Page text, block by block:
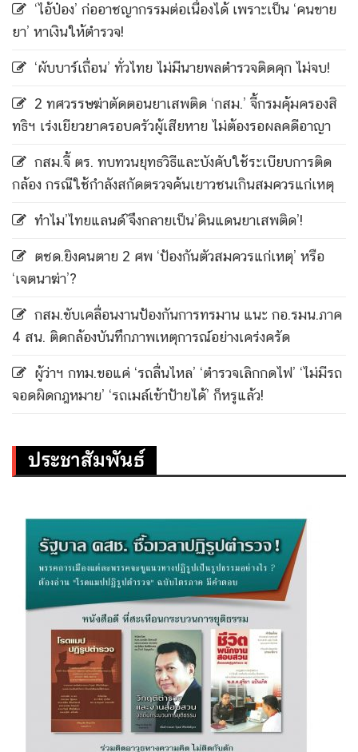
‘ไอ้ป๋อง’ ก่ออาชญากรรมต่อเนื่องได้ เพราะเป็น ‘คนขาย
ยา’ หาเงินให้ตำรวจ!
‘ผับบาร์เถื่อน’ ทั่วไทย ไม่มีนายพลตำรวจติดคุก ไม่จบ!
2 ทศวรรษฆ่าตัดตอนยาเสพติด ‘กสม.’ จี้กรมคุ้มครองสิ
ทธิฯ เร่งเยียวยาครอบครัวผู้เสียหาย ไม่ต้องรอผลคดีอาญา
กสม.จี้ ตร. ทบทวนยุทธวิธีและบังคับใช้ระเบียบการติด
กล้อง กรณีใช้กำลังสกัดตรวจค้นเยาวชนเกินสมควรแก่เหตุ
ทำไม’ไทยแลนด์’จึงกลายเป็น’ดินแดนยาเสพติด’!
ตชด.ยิงคนตาย 2 ศพ ‘ป้องกันตัวสมควรแก่เหตุ’ หรือ
‘เจตนาฆ่า’?
กสม.ขับเคลื่อนงานป้องกันการทรมาน แนะ กอ.รมน.ภาค
4 สน. ติดกล้องบันทึกภาพเหตุการณ์อย่างเคร่งครัด
ผู้ว่าฯ กทม.ขอแค่ ‘รถลื่นไหล’ ‘ตำรวจเลิกกดไฟ’ ‘ไม่มีรถ
จอดผิดกฎหมาย’ ‘รถเมล์เข้าป้ายได้’ ก็หรูแล้ว!
ประชาสัมพันธ์